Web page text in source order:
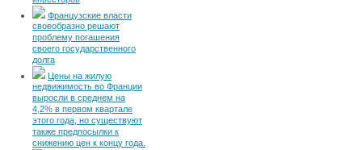
Французские власти
своеобразно решают
проблему погашения
своего государственного
долга
Цены на жилую
недвижимость во Франции
выросли в среднем на
4,2% в первом квартале
этого года, но существуют
также предпосылки к
снижению цен к концу года.